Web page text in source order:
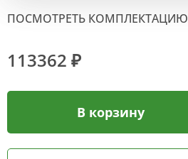
ПОСМОТРЕТЬ КОМПЛЕКТАЦИЮ
113362 ₽
В корзину